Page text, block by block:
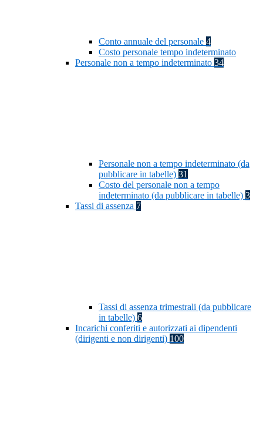
Conto annuale del personale 4
Costo personale tempo indeterminato
Personale non a tempo indeterminato 34
Personale non a tempo indeterminato (da
pubblicare in tabelle) 31
Costo del personale non a tempo
indeterminato (da pubblicare in tabelle) 3
Tassi di assenza 7
Tassi di assenza trimestrali (da pubblicare
in tabelle) 6
Incarichi conferiti e autorizzati ai dipendenti
(dirigenti e non dirigenti) 100